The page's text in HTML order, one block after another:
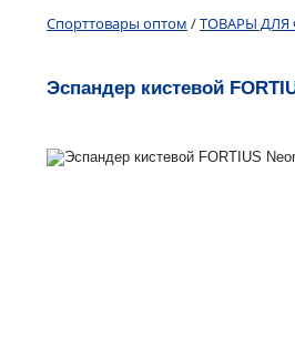
Спорттовары оптом /ТОВАРЫ ДЛЯ
Эспандер кистевой